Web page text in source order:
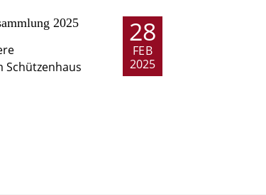
2025
Schützenhaus
28
FEB
2025